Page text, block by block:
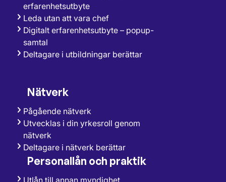
erfarenhetsutbyte
Leda utan att vara chef
Digitalt erfarenhetsutbyte – popup-
samtal
Deltagare i utbildningar berättar
Nätverk
Pågående nätverk
Utvecklas i din yrkesroll genom
nätverk
Deltagare i nätverk berättar
Personallån och praktik
Utlån till annan myndighet